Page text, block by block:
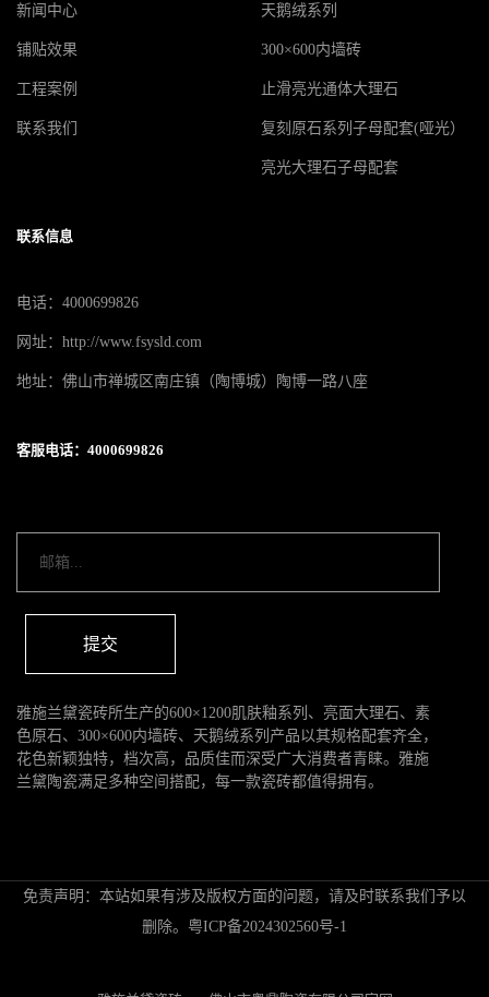
新闻中心
铺贴效果
工程案例
联系我们
天鹅绒系列
300×600内墙砖
止滑亮光通体大理石
复刻原石系列子母配套(哑光）
亮光大理石子母配套
联系信息
电话：4000699826
网址：http://www.fsysld.com
地址：佛山市禅城区南庄镇（陶博城）陶博一路八座
客服电话：4000699826
提交
雅施兰黛瓷砖所生产的600×1200肌肤釉系列、亮面大理石、素
色原石、300×600内墙砖、天鹅绒系列产品以其规格配套齐全，
花色新颖独特，档次高，品质佳而深受广大消费者青睐。雅施
兰黛陶瓷满足多种空间搭配，每一款瓷砖都值得拥有。
免责声明：本站如果有涉及版权方面的问题，请及时联系我们予以
删除。 粤ICP备2024302560号-1